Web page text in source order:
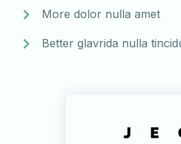
More dolor nulla amet
Better glavrida nulla